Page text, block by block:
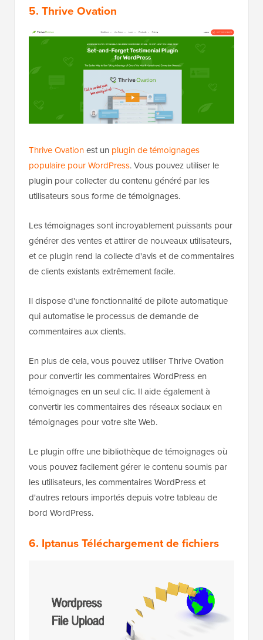
5. Thrive Ovation
Thrive Ovationest un plugin de témoignages
populaire pour WordPress. Vous pouvez utiliser le
plugin pour collecter du contenu généré par les
utilisateurs sous forme de témoignages.
Les témoignages sont incroyablement puissants pour
générer des ventes et attirer de nouveaux utilisateurs,
et ce plugin rend la collecte d'avis et de commentaires
de clients existants extrêmement facile.
Il dispose d'une fonctionnalité de pilote automatique
qui automatise le processus de demande de
commentaires aux clients.
En plus de cela, vous pouvez utiliser Thrive Ovation
pour convertir les commentaires WordPress en
témoignages en un seul clic. Il aide également à
convertir les commentaires des réseaux sociaux en
témoignages pour votre site Web.
Le plugin offre une bibliothèque de témoignages où
vous pouvez facilement gérer le contenu soumis par
les utilisateurs, les commentaires WordPress et
d'autres retours importés depuis votre tableau de
bord WordPress.
6. Iptanus Téléchargement de fichiers